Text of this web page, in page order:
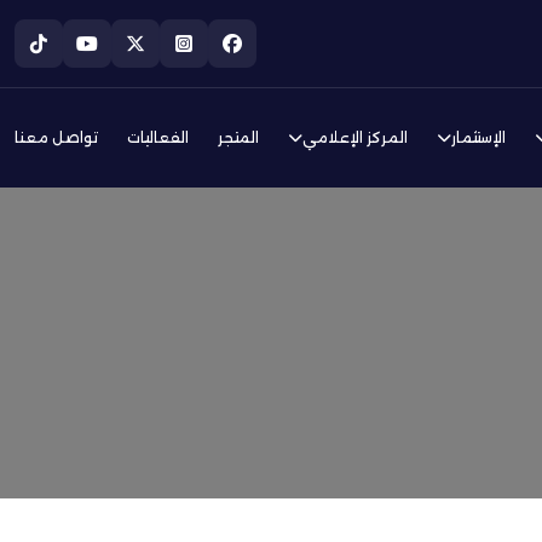
الإستثمار المركز الإعلامي المتجر الفعاليات تواصل معنا